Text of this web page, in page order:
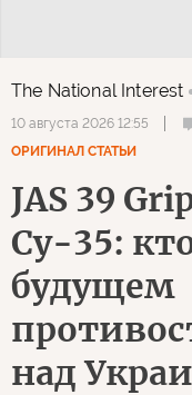
The National Interest
10 августа 2026 12:55
ОРИГИНАЛ СТАТЬИ
JAS 39
Су-35:
будущем
над